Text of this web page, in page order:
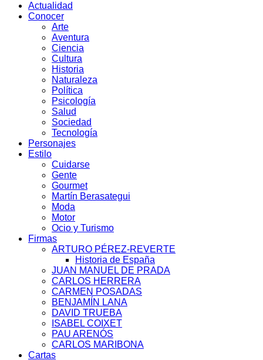
Actualidad
Conocer
Arte
Aventura
Ciencia
Cultura
Historia
Naturaleza
Política
Psicología
Salud
Sociedad
Tecnología
Personajes
Estilo
Cuidarse
Gente
Gourmet
Martín Berasategui
Moda
Motor
Ocio y Turismo
Firmas
ARTURO PÉREZ-REVERTE
Historia de España
JUAN MANUEL DE PRADA
CARLOS HERRERA
CARMEN POSADAS
BENJAMÍN LANA
DAVID TRUEBA
ISABEL COIXET
PAU ARENÓS
CARLOS MARIBONA
Cartas